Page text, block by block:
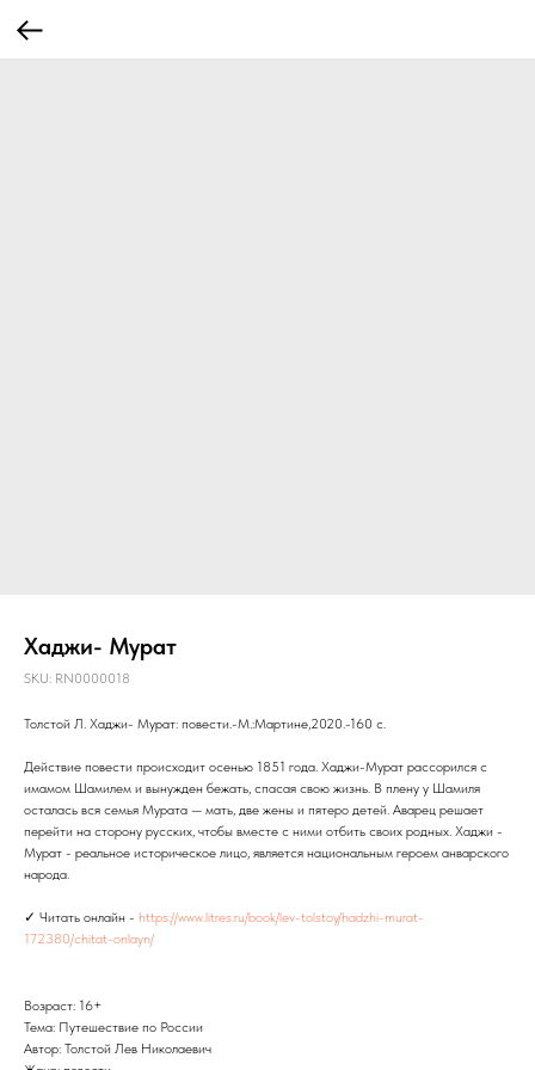
Хаджи- Мурат
SKU: RN0000018
Толстой Л. Хаджи- Мурат: повести.-М.:Мартине,2020.-160 с.
Действие повести происходит осенью 1851 года. Хаджи-Мурат рассорился с
имамом Шамилем и вынужден бежать, спасая свою жизнь. В плену у Шамиля
осталась вся семья Мурата — мать, две жены и пятеро детей. Аварец решает
перейти на сторону русских, чтобы вместе с ними отбить своих родных. Хаджи -
Мурат - реальное историческое лицо, является национальным героем анварского
народа.
✓ Читать онлайн - https://www.litres.ru/book/lev-tolstoy/hadzhi-murat-
172380/chitat-onlayn/
Возраст: 16+
Тема: Путешествие по России
Автор: Толстой Лев Николаевич